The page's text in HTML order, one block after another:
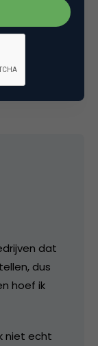
dat
dus
hoef ik
niet echt